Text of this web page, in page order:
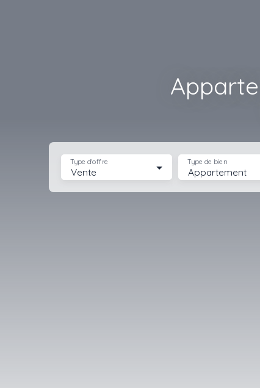
Vente
Type d'offre
Appartement
Type de bien